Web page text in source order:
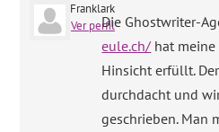
Franklark
Ver perfilDie Ghostwriter-
eule.ch/ hat
Hinsicht erfüllt.
durchdacht und
geschrieben. Man